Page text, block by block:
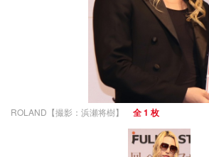
ROLAND【撮影：浜瀬将樹】 全 1 枚